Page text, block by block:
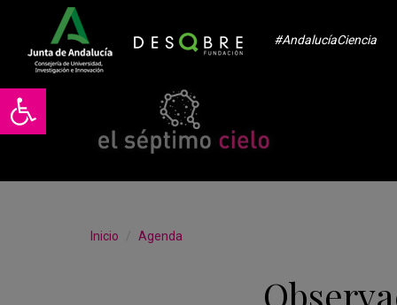
Abrir barra de herramientas
#AndalucíaCiencia
Inicio Agenda